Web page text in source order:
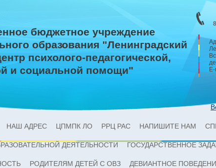
бюджетное учреждение
образования "Ленинградский
психолого-педагогической,
и социальной помощи"
НАШ АДРЕС ЦПМПК ЛО РРЦ РАС НАПИШИТЕ НАМ
ДЕЯТЕЛЬНОСТИ ГОСУДАРСТВЕННОЕ
РОДИТЕЛЯМ ДЕТЕЙ С ОВЗ ДЕВИАНТНОЕ